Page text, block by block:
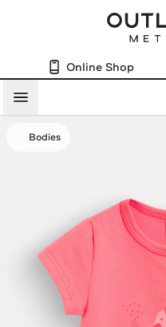
Online Shop
Menü
Bodies